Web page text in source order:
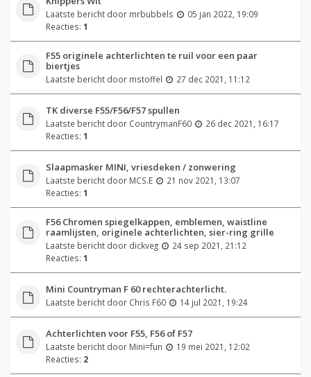
Laatste bericht door mrbubbels
05 jan 2022, 19:09
Reacties: 1
F55 originele achterlichten te ruil voor een paar
biertjes
Laatste bericht door mstoffel 27 dec 2021, 11:12
TK diverse F55/F56/F57 spullen
Laatste bericht door CountrymanF60
26 dec 2021, 16:17
Reacties: 1
Slaapmasker MINI, vriesdeken / zonwering
Laatste bericht door MCS.E
21 nov 2021, 13:07
Reacties: 1
F56 Chromen spiegelkappen, emblemen, waistline
raamlijsten, originele achterlichten, sier-ring grille
Laatste bericht door dickveg
24 sep 2021, 21:12
Reacties: 1
Mini Countryman F 60 rechterachterlicht.
Laatste bericht door Chris F60 14 jul 2021, 19:24
Achterlichten voor F55, F56 of F57
Laatste bericht door Mini=fun
19 mei 2021, 12:02
Reacties: 2